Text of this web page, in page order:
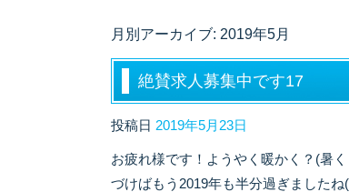
月別アーカイブ: 2019年5月
絶賛求人募集中です17
投稿日 2019年5月23日
お疲れ様です！ようやく暖かく？(暑
づけばもう2019年も半分過ぎました